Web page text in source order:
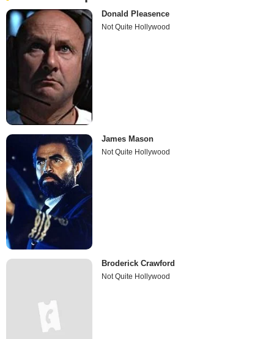
Donald Pleasence
Not Quite Hollywood
James Mason
Not Quite Hollywood
Broderick Crawford
Not Quite Hollywood